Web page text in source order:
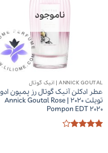
ناموجود
ANNICK GOUTAL | انیک گوتال
عطر ادکلن آنیک گوتال رز پمپون ادو
تویلت 2020 | Annick Goutal Rose
Pompon EDT 2020